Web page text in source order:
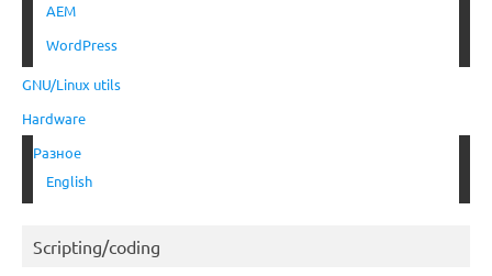
AEM
WordPress
GNU/Linux utils
Hardware
Разное
English
Scripting/coding